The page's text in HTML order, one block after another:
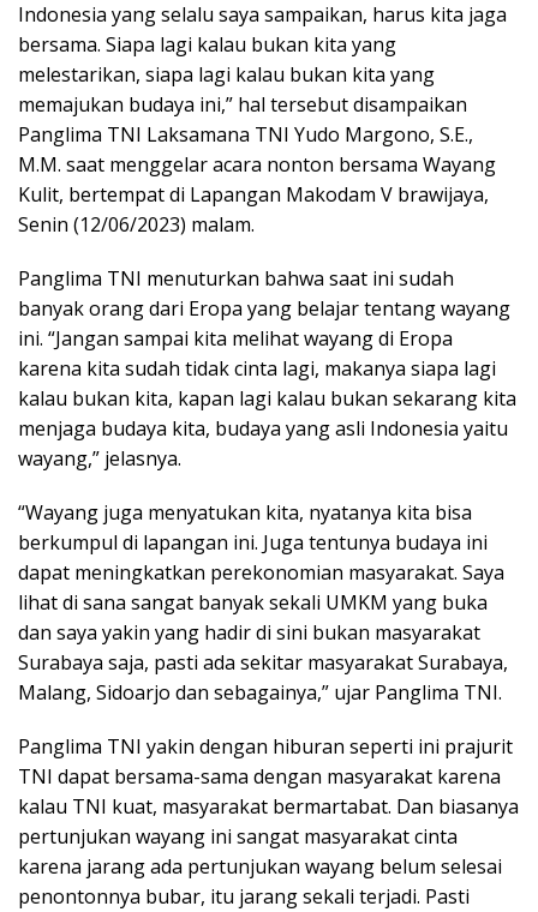
Indonesia yang selalu saya sampaikan, harus kita jaga
bersama. Siapa lagi kalau bukan kita yang
melestarikan, siapa lagi kalau bukan kita yang
memajukan budaya ini,” hal tersebut disampaikan
Panglima TNI Laksamana TNI Yudo Margono, S.E.,
M.M. saat menggelar acara nonton bersama Wayang
Kulit, bertempat di Lapangan Makodam V brawijaya,
Senin (12/06/2023) malam.
Panglima TNI menuturkan bahwa saat ini sudah
banyak orang dari Eropa yang belajar tentang wayang
ini. “Jangan sampai kita melihat wayang di Eropa
karena kita sudah tidak cinta lagi, makanya siapa lagi
kalau bukan kita, kapan lagi kalau bukan sekarang kita
menjaga budaya kita, budaya yang asli Indonesia yaitu
wayang,” jelasnya.
“Wayang juga menyatukan kita, nyatanya kita bisa
berkumpul di lapangan ini. Juga tentunya budaya ini
dapat meningkatkan perekonomian masyarakat. Saya
lihat di sana sangat banyak sekali UMKM yang buka
dan saya yakin yang hadir di sini bukan masyarakat
Surabaya saja, pasti ada sekitar masyarakat Surabaya,
Malang, Sidoarjo dan sebagainya,” ujar Panglima TNI.
Panglima TNI yakin dengan hiburan seperti ini prajurit
TNI dapat bersama-sama dengan masyarakat karena
kalau TNI kuat, masyarakat bermartabat. Dan biasanya
pertunjukan wayang ini sangat masyarakat cinta
karena jarang ada pertunjukan wayang belum selesai
penontonnya bubar, itu jarang sekali terjadi. Pasti